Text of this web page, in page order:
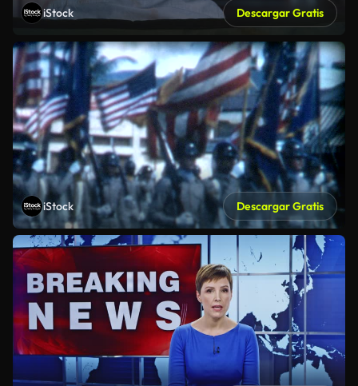
iStock Descargar Gratis
iStock Descargar Gratis